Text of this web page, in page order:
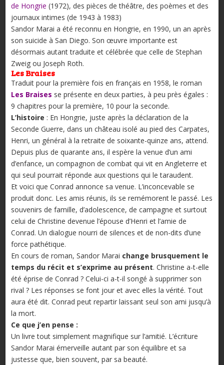
de Hongrie (1972), des pièces de théâtre, des poèmes et des
journaux intimes (de 1943 à 1983)
Sandor Marai a été reconnu en Hongrie, en 1990, un an après
son suicide à San Diego. Son œuvre importante est
désormais autant traduite et célébrée que celle de Stephan
Zweig ou Joseph Roth.
Les Braises
Traduit pour la première fois en français en 1958, le roman
Les Braises se présente en deux parties, à peu près égales :
9 chapitres pour la première, 10 pour la seconde.
L’histoire : En Hongrie, juste après la déclaration de la
Seconde Guerre, dans un château isolé au pied des Carpates,
Henri, un général à la retraite de soixante-quinze ans, attend.
Depuis plus de quarante ans, il espère la venue d’un ami
d’enfance, un compagnon de combat qui vit en Angleterre et
qui seul pourrait réponde aux questions qui le taraudent.
Et voici que Conrad annonce sa venue. L’inconcevable se
produit donc. Les amis réunis, ils se remémorent le passé. Les
souvenirs de famille, d’adolescence, de campagne et surtout
celui de Christine devenue l’épouse d’Henri et l’amie de
Conrad. Un dialogue nourri de silences et de non-dits d’une
force pathétique.
En cours de roman, Sandor Marai change brusquement le
temps du récit et s’exprime au présent. Christine a-t-elle
été éprise de Conrad ? Celui-ci a-t-il songé à supprimer son
rival ? Les réponses se font jour et avec elles la vérité. Tout
aura été dit. Conrad peut repartir laissant seul son ami jusqu’à
la mort.
Ce que j’en pense :
Un livre tout simplement magnifique sur l’amitié. L’écriture
Sandor Marai émerveille autant par son équilibre et sa
justesse que, bien souvent, par sa beauté.